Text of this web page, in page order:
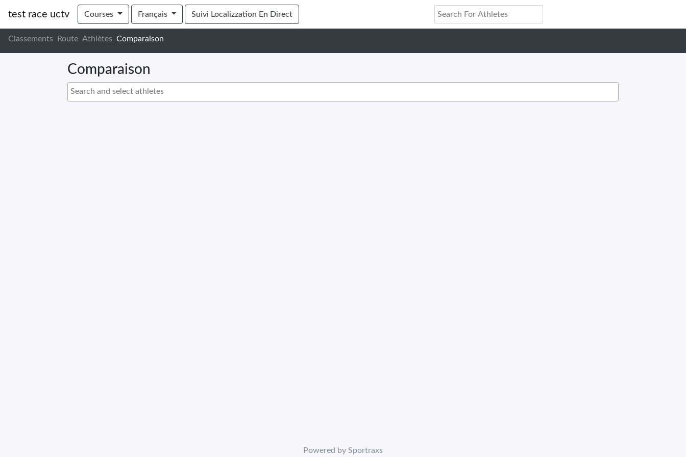
test race uctv Courses Français Suivi Localizzation En Direct
Classements Route Athlètes Comparaison
Comparaison
Powered by Sportraxs